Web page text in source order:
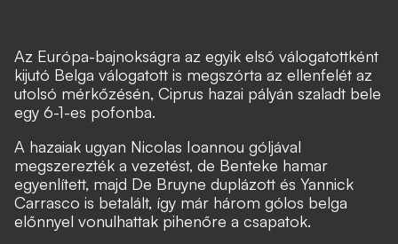
Az Európa-bajnokságra az egyik első válogatottként
kijutó Belga válogatott is megszórta az ellenfelét az
utolsó mérkőzésén, Ciprus hazai pályán szaladt bele
egy 6-1-es pofonba.
A hazaiak ugyan Nicolas Ioannou góljával
megszerezték a vezetést, de Benteke hamar
egyenlített, majd De Bruyne duplázott és Yannick
Carrasco is betalált, így már három gólos belga
előnnyel vonulhattak pihenőre a csapatok.